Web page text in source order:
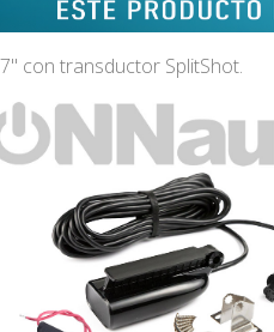
con transductor SplitShot.